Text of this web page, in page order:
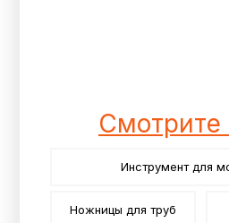
Смотрите
Инструмент для
Ножницы для труб